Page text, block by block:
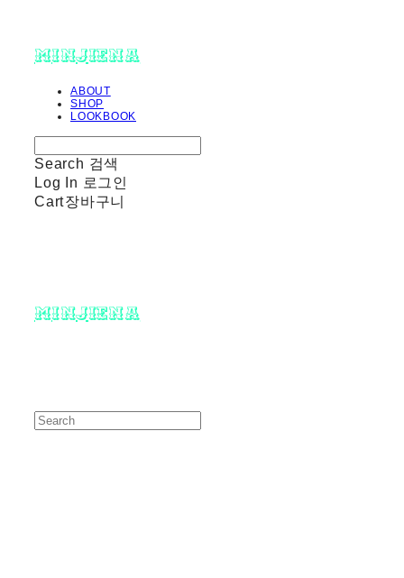
minjiena
ABOUT
SHOP
LOOKBOOK
Search 검색
Log In 로그인
Cart장바구니
minjiena